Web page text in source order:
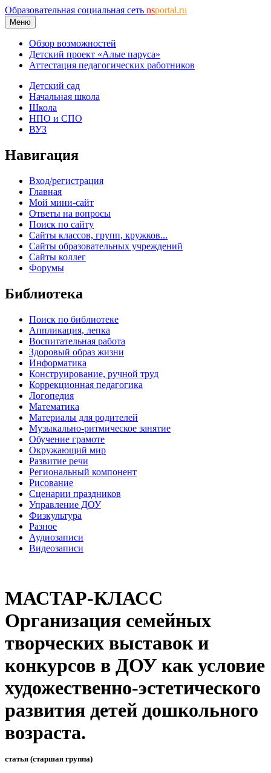
Образовательная социальная сеть nsportal.ru
Меню
Обзор возможностей
Детский проект «Алые паруса»
Аттестация педагогических работников
Детский сад
Начальная школа
Школа
НПО и СПО
ВУЗ
Навигация
Вход/регистрация
Главная
Мой мини-сайт
Ответы на вопросы
Поиск по сайту
Сайты классов, групп, кружков...
Сайты образовательных учреждений
Сайты коллег
Форумы
Библиотека
Поиск по библиотеке
Аппликация, лепка
Воспитательная работа
Здоровый образ жизни
Информатика
Конструирование, ручной труд
Коррекционная педагогика
Логопедия
Математика
Материалы для родителей
Музыкально-ритмическое занятие
Обучение грамоте
Окружающий мир
Развитие речи
Региональный компонент
Рисование
Сценарии праздников
Управление ДОУ
Физкультура
Разное
Аудиозаписи
Видеозаписи
МАСТАР-КЛАСС
Организация семейных
творческих выставок и
конкурсов в ДОУ как условие
художественно-эстетического
развития детей дошкольного
возраста.
статья (старшая группа)